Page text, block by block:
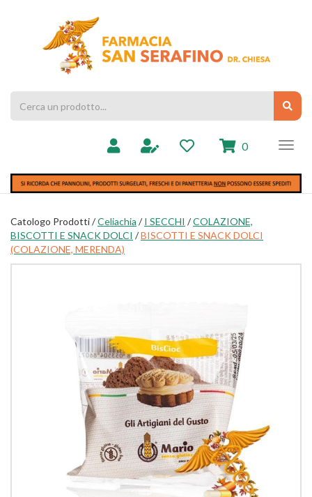
Prodotto
0 prodotti
inseriti
Catologo Prodotti /Celiachia /I SECCHI /COLAZIONE,
BISCOTTI E SNACK DOLCI /BISCOTTI E SNACK DOLCI
(COLAZIONE, MERENDA)